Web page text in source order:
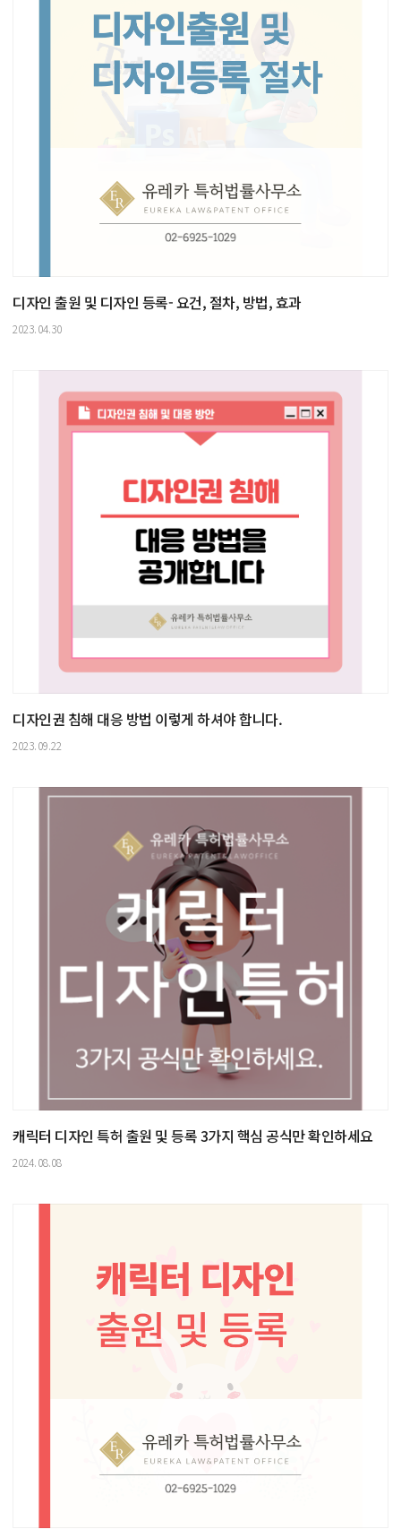
디자인 출원 및 디자인 등록- 요건, 절차, 방법, 효과
2023.04.30
디자인권 침해 대응 방법 이렇게 하셔야 합니다.
2023.09.22
캐릭터 디자인 특허 출원 및 등록 3가지 핵심 공식만 확인하세요
2024.08.08